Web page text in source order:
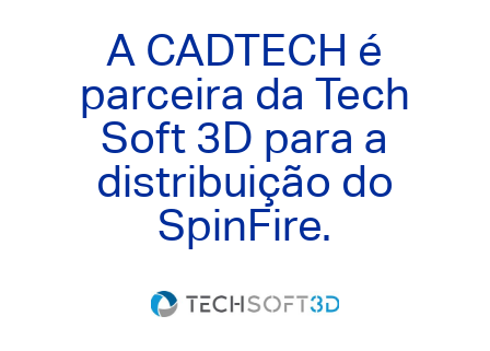
A CADTECH é
parceira da Tech
Soft 3D para a
distribuição do
SpinFire.